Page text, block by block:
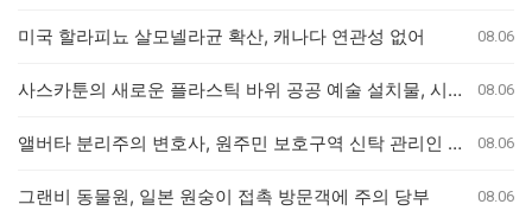
미국 할라피뇨 살모넬라균 확산, 캐나다 연관성 없어 08.06
사스카툰의 새로운 플라스틱 바위 공공 예술 설치물, 시민들의 반응 엇갈려 08.06
앨버타 분리주의 변호사, 원주민 보호구역 신탁 관리인 직위 박탈 명령에 불복 항소 08.06
그랜비 동물원, 일본 원숭이 접촉 방문객에 주의 당부 08.06